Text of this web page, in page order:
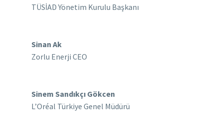
TÜSİAD Yönetim Kurulu Başkanı
Sinan Ak
Zorlu Enerji CEO
Sinem Sandıkçı Gökcen
L’Oréal Türkiye Genel Müdürü